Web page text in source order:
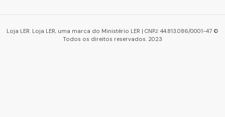
Loja LER. Loja LER, uma marca do Ministério LER | CNPJ: 44.813.086/0001-47 ©
Todos os direitos reservados. 2023